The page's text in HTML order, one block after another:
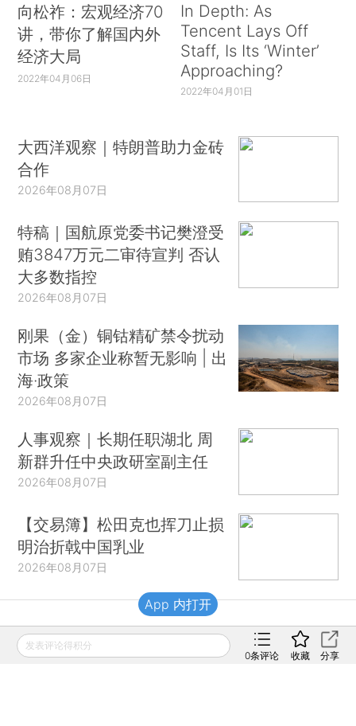
向松祚：宏观经济70
讲，带你了解国内外
经济大局
2022年04月06日
In Depth: As
Tencent Lays Off
Staff, Is Its ‘Winter’
Approaching?
2022年04月01日
大西洋观察｜特朗普助力金砖
合作
2026年08月07日
特稿｜国航原党委书记樊澄受
贿3847万元二审待宣判 否认
大多数指控
2026年08月07日
刚果（金）铜钴精矿禁令扰动
市场 多家企业称暂无影响 | 出
海·政策
2026年08月07日
人事观察｜长期任职湖北 周
新群升任中央政研室副主任
2026年08月07日
【交易簿】松田克也挥刀止损
明治折戟中国乳业
2026年08月07日
财新移动
发表评论得积分
0条评论 收藏 分享
App 内打开